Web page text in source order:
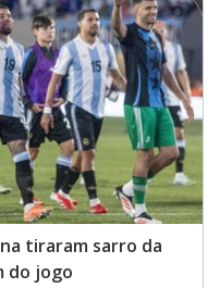
tiraram sarro da
do jogo